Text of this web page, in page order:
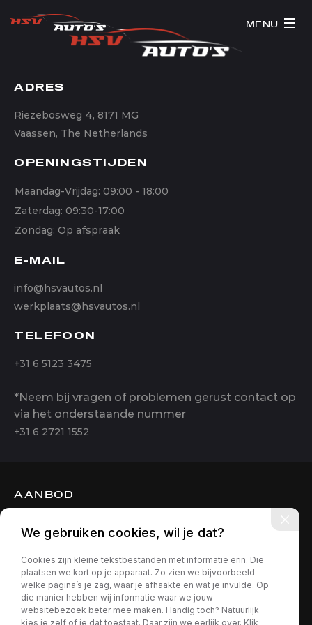
MENU
ADRES
Riezebosweg 4, 8171 MG
Vaassen, The Netherlands
OPENINGSTIJDEN
Maandag-Vrijdag: 09:00 - 18:00
Zaterdag: 09:30-17:00
Zondag: Op afspraak
E-MAIL
info@hsvautos.nl
werkplaats@hsvautos.nl
TELEFOON
+31 6 5123 3475
*Neem bij vragen of problemen gerust contact op
via het onderstaande nummer
+31 6 2721 1552
AANBOD
OVER ONS
CONTACT
We gebruiken cookies, wil je dat?
Cookies zijn kleine tekstbestanden met informatie erin. Die
plaatsen we kort op je apparaat. Zo zien we bijvoorbeeld
welke pagina’s je zag, waar je afhaakte en wat je invulde. Op
die manier hebben wij informatie waar we jouw
websitebezoek beter mee maken. Handig toch? Natuurlijk
kies je zelf of je dat toestaat. Daar zijn we eerlijk over. Klik